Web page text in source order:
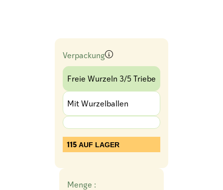
Verpackung
Freie Wurzeln 3/5 Triebe
Mit Wurzelballen
115 AUF LAGER
Menge :